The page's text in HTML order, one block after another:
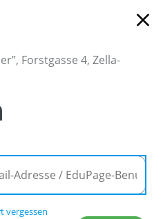
Forstgasse 4, Zella-
close
vergessen